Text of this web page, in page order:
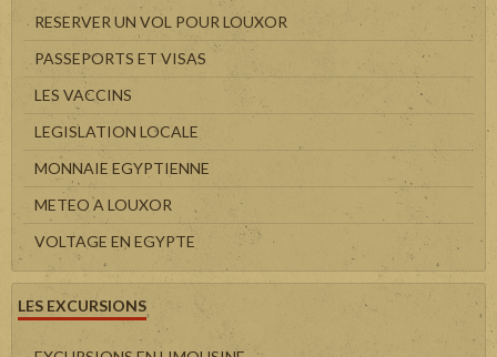
RESERVER UN VOL POUR LOUXOR
PASSEPORTS ET VISAS
LES VACCINS
LEGISLATION LOCALE
MONNAIE EGYPTIENNE
METEO A LOUXOR
VOLTAGE EN EGYPTE
LES EXCURSIONS